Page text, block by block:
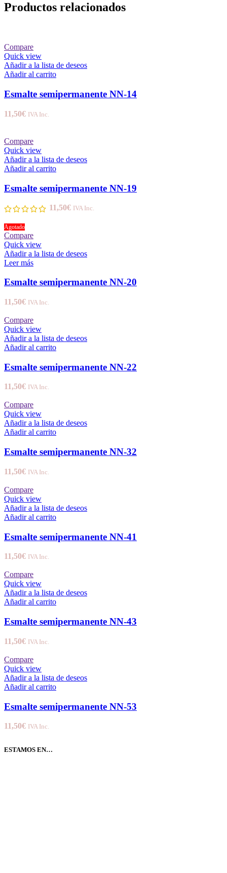
Productos relacionados
Compare
Quick view
Añadir a la lista de deseos
Añadir al carrito
Esmalte semipermanente NN-14
11,50€ IVA Inc.
Compare
Quick view
Añadir a la lista de deseos
Añadir al carrito
Esmalte semipermanente NN-19
11,50€ IVA Inc.
Agotado
Compare
Quick view
Añadir a la lista de deseos
Leer más
Esmalte semipermanente NN-20
11,50€ IVA Inc.
Compare
Quick view
Añadir a la lista de deseos
Añadir al carrito
Esmalte semipermanente NN-22
11,50€ IVA Inc.
Compare
Quick view
Añadir a la lista de deseos
Añadir al carrito
Esmalte semipermanente NN-32
11,50€ IVA Inc.
Compare
Quick view
Añadir a la lista de deseos
Añadir al carrito
Esmalte semipermanente NN-41
11,50€ IVA Inc.
Compare
Quick view
Añadir a la lista de deseos
Añadir al carrito
Esmalte semipermanente NN-43
11,50€ IVA Inc.
Compare
Quick view
Añadir a la lista de deseos
Añadir al carrito
Esmalte semipermanente NN-53
11,50€ IVA Inc.
ESTAMOS EN…